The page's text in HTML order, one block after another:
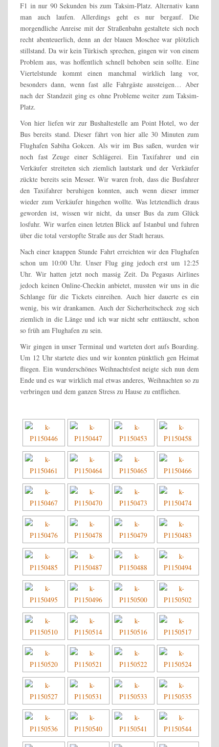
F1 in nur 90 Sekunden bis zum Taksim-Platz. Alternativ kann
man auch laufen. Allerdings geht es nur bergauf. Die
morgendliche Anreise mit der Straßenbahn gestaltete sich noch
recht abenteuerlich, denn an der blauen Moschee war plötzlich
stillstand. Da wir kein Türkisch sprechen, gingen wir von einem
Problem aus, was hoffentlich schnell behoben sein sollte. Eine
Viertelstunde kommt einen manchmal wirklich lang vor,
besonders dann, wenn fast alle Fahrgäste aussteigen… Aber
nach der Standzeit ging es ohne Probleme weiter zum Taksim-
Platz.
Von hier liefen wir zur Bushaltestelle am Point Hotel, wo der
Bus bereits stand. Dieser fährt von hier alle 30 Minuten zum
Flughafen Sabiha Gokcen. Als wir im Bus saßen, wurden wir
noch fast Zeuge einer Schlägerei. Ein Taxifahrer und ein
Verkäufer streiteten sich ziemlich lautstark und der Verkäufer
zückte bereits sein Messer. Wir waren froh, dass die Busfahrer
den Taxifahrer beruhigen konnten, auch wenn dieser immer
wieder zum Verkäufer hingehen wollte. Was letztendlich draus
geworden ist, wissen wir nicht, da unser Bus da zum Glück
losfuhr. Wir warfen einen letzten Blick auf Istanbul und fuhren
über die total verstopfte Straße aus der Stadt heraus.
Nach einer knappen Stunde Fahrt erreichten wir den Flughafen
schon um 10:00 Uhr. Unser Flug ging jedoch erst um 12:25
Uhr. Wir hatten jetzt noch massig Zeit. Da Pegasus Airlines
jedoch keinen Online-Checkin anbietet, mussten wir uns in die
Schlange für die Tickets einreihen. Auch hier dauerte es ein
wenig, bis wir drankamen. Auch der Sicherheitscheck zog sich
ziemlich in die Länge und ich war nicht sehr enttäuscht, schon
so früh am Flughafen zu sein.
Wir gingen in unser Terminal und warteten dort aufs Boarding.
Um 12 Uhr startete dies und wir konnten pünktlich gen Heimat
fliegen. Ein wunderschönes Weihnachtsfest neigte sich nun dem
Ende und es war wirklich mal etwas anderes, Weihnachten so zu
verbringen und dem ganzen Stress zu Hause zu entfliehen.